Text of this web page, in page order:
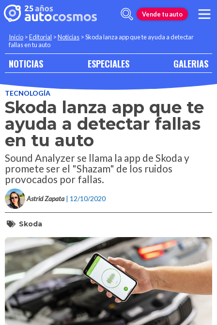
Vende tu auto
Inicio >Editorial >Noticias >Skoda lanza app que te ayuda a detectar
fallas en tu auto
NOTICIAS ESPECIALES GALERIAS
TECNOLOGÍA
Skoda lanza app que te
ayuda a detectar fallas
en tu auto
Sound Analyzer se llama la app de Skoda y
promete ser el "Shazam" de los ruidos
provocados por fallas.
Astrid Zapata | 12/10/2020
Skoda